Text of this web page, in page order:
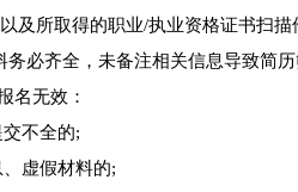
及所取得的职业/执业资格证书扫
务必齐全，未备注相关信息导致简
名无效：
不全的;
虚假材料的;